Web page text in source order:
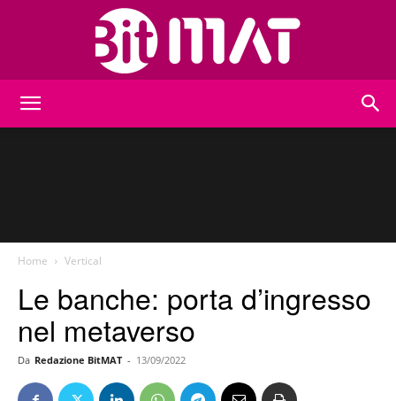
Home Vertical
Le banche: porta d’ingresso
nel metaverso
Da Redazione BitMAT - 13/09/2022